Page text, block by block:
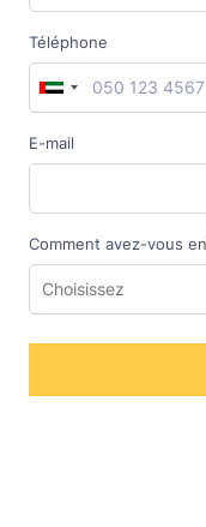
Téléphone
E-mail
Comment avez-vous